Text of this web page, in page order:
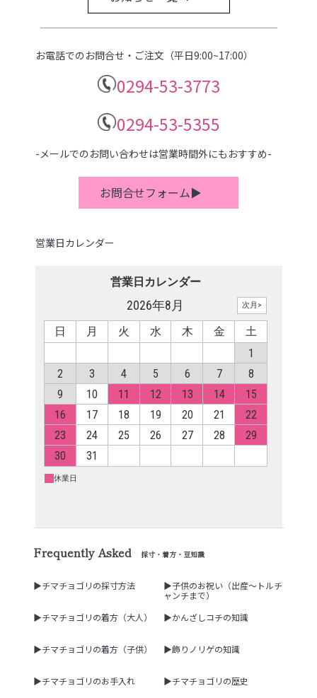
お電話でのお問合せ・ご注文（平日9:00~17:00）
0294-53-3773
0294-53-5355
-メールでのお問い合わせは営業時間外にもおすすめ-
お問合せフォーム▶
営業日カレンダー
Frequently Asked 採寸・着方・豆知識
▶チマチョゴリの採寸方法
▶子供のお祝い（出産～トルチ
ャンチまで）
▶チマチョゴリの着方（大人）
▶かんざしコチの知識
▶チマチョゴリの着方（子供） ▶飾りノリゲの知識
▶チマチョゴリのお手入れ ▶チマチョゴリの歴史